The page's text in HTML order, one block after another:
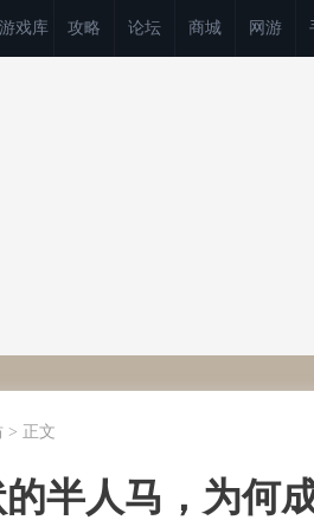
游戏库 攻略 论坛 商城 网游
> 正文
半人马，为何